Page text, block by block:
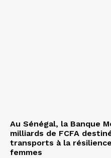
Au Sénégal, la Banque
milliards de FCFA
transports à la
femmes